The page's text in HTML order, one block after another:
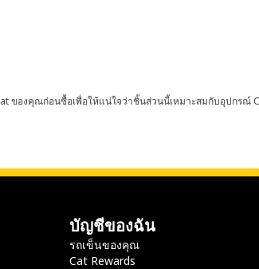
ของคุณก่อนซื้อเพื่อให้แน่ใจว่าชิ้นส่วนนี้เหมาะสมกับอุปกรณ์
บัญชีของฉัน
รถเข็นของคุณ
Cat Rewards